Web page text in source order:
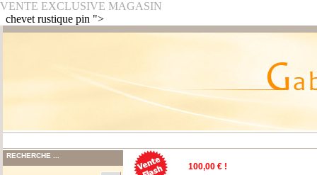
VENTE EXCLUSIVE MAGASIN
chevet rustique pin ">
RECHERCHE ...
100,00 € !